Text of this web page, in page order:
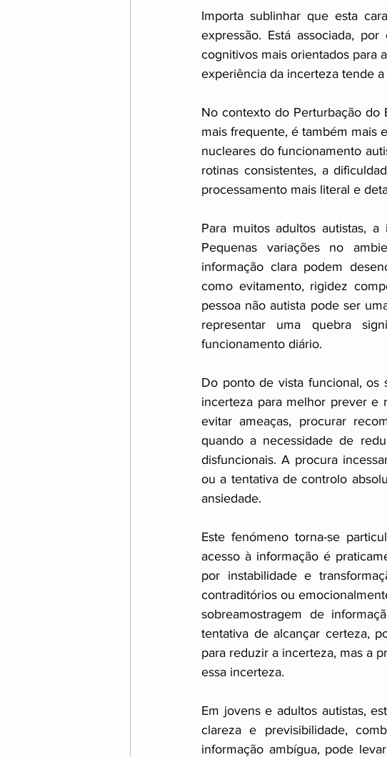
Importa sublinhar que esta
expressão. Está associada,
cognitivos mais orientados para
experiência da incerteza tende
No contexto do Perturbação do
mais frequente, é também mais
nucleares do funcionamento
rotinas consistentes, a
processamento mais literal e
Para muitos adultos autistas,
Pequenas variações no
informação clara podem
como evitamento, rigidez
pessoa não autista pode ser
representar uma quebra
funcionamento diário.
Do ponto de vista funcional, os
incerteza para melhor prever e
evitar ameaças, procurar
quando a necessidade de
disfuncionais. A procura
ou a tentativa de controlo
ansiedade.
Este fenómeno torna-se
acesso à informação é
por instabilidade e
contraditórios ou
sobreamostragem de
tentativa de alcançar certeza,
para reduzir a incerteza, mas a
essa incerteza.
Em jovens e adultos autistas,
clareza e previsibilidade,
informação ambígua, pode